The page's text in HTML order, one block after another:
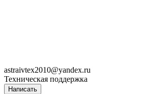
astraivtex2010@yandex.ru
Техническая поддержка
Написать